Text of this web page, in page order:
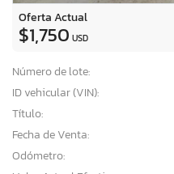
Oferta Actual
$1,750 USD
Número de lote:
ID vehicular (VIN):
Título:
Fecha de Venta:
Odómetro: